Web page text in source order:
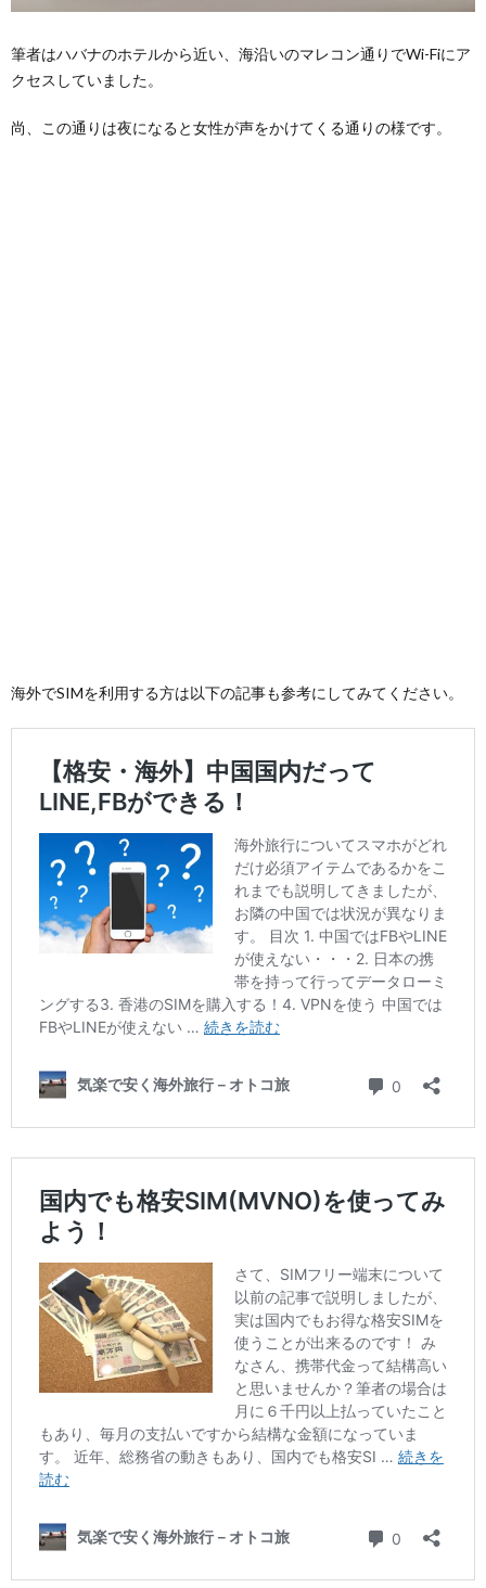
筆者はハバナのホテルから近い、海沿いのマレコン通りでWi-Fiにア
クセスしていました。
尚、この通りは夜になると女性が声をかけてくる通りの様です。
海外でSIMを利用する方は以下の記事も参考にしてみてください。